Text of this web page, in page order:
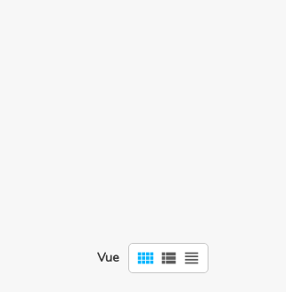
Vue view_comfy view_list view_headline